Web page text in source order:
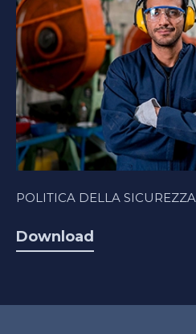
POLITICA DELLA SICUREZZA
Download